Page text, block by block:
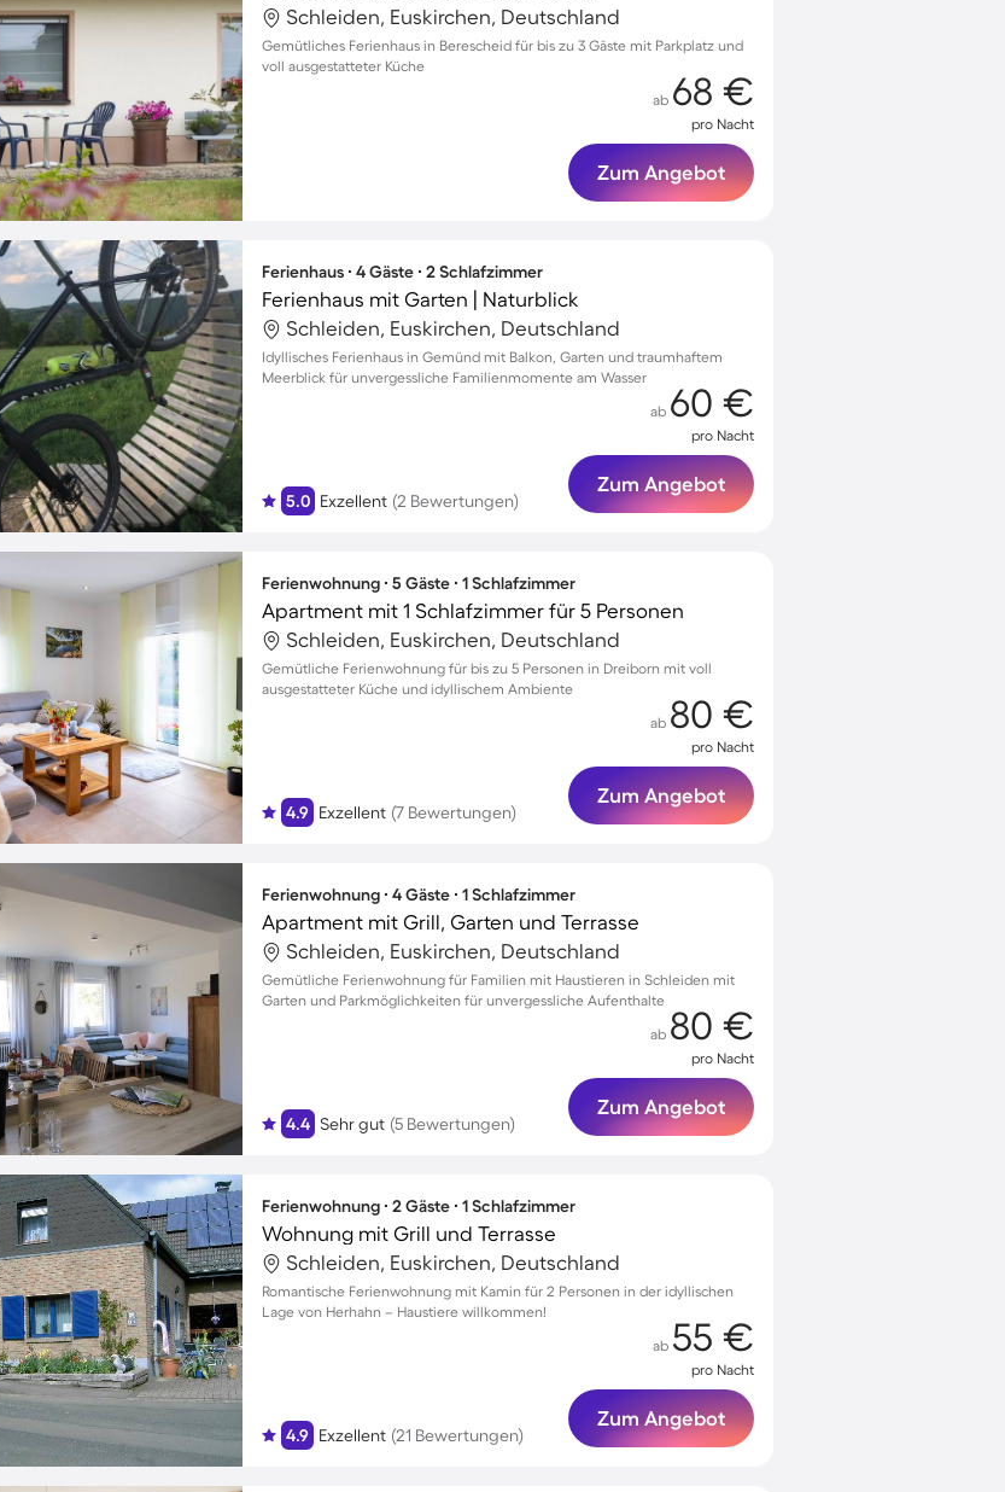
Schleiden, Euskirchen, Deutschland
Gemütliches Ferienhaus in Berescheid für bis zu 3 Gäste mit Parkplatz und
voll ausgestatteter Küche
ab 68 €
pro Nacht
Zum Angebot
Ferienhaus ∙ 4 Gäste ∙ 2 Schlafzimmer
Ferienhaus mit Garten | Naturblick
Schleiden, Euskirchen, Deutschland
Idyllisches Ferienhaus in Gemünd mit Balkon, Garten und traumhaftem
Meerblick für unvergessliche Familienmomente am Wasser
5.0 Exzellent (2 Bewertungen)
ab 60 €
pro Nacht
Zum Angebot
Ferienwohnung ∙ 5 Gäste ∙ 1 Schlafzimmer
Apartment mit 1 Schlafzimmer für 5 Personen
Schleiden, Euskirchen, Deutschland
Gemütliche Ferienwohnung für bis zu 5 Personen in Dreiborn mit voll
ausgestatteter Küche und idyllischem Ambiente
4.9 Exzellent (7 Bewertungen)
ab 80 €
pro Nacht
Zum Angebot
Ferienwohnung ∙ 4 Gäste ∙ 1 Schlafzimmer
Apartment mit Grill, Garten und Terrasse
Schleiden, Euskirchen, Deutschland
Gemütliche Ferienwohnung für Familien mit Haustieren in Schleiden mit
Garten und Parkmöglichkeiten für unvergessliche Aufenthalte
4.4 Sehr gut (5 Bewertungen)
ab 80 €
pro Nacht
Zum Angebot
Ferienwohnung ∙ 2 Gäste ∙ 1 Schlafzimmer
Wohnung mit Grill und Terrasse
Schleiden, Euskirchen, Deutschland
Romantische Ferienwohnung mit Kamin für 2 Personen in der idyllischen
Lage von Herhahn – Haustiere willkommen!
4.9 Exzellent (21 Bewertungen)
ab 55 €
pro Nacht
Zum Angebot